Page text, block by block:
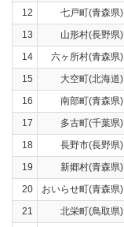
12
七戸町(青森県)
13
山形村(長野県)
14
六ヶ所村(青森県)
15
大空町(北海道)
16
南部町(青森県)
17
多古町(千葉県)
18
長野市(長野県)
19
新郷村(青森県)
20
おいらせ町(青森県)
21
北栄町(鳥取県)